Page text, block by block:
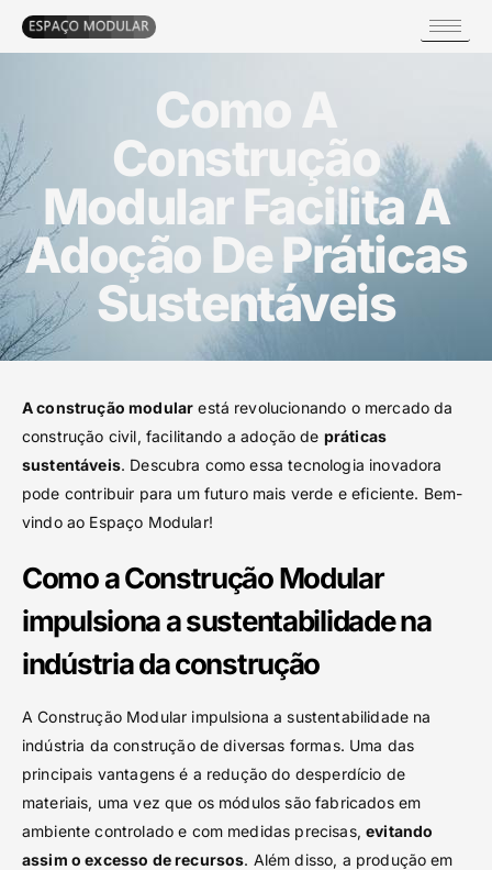
Como A
Construção
Modular Facilita A
Adoção De Práticas
Sustentáveis
A construção modular está revolucionando o mercado da
construção civil, facilitando a adoção de práticas
sustentáveis. Descubra como essa tecnologia inovadora
pode contribuir para um futuro mais verde e eficiente. Bem-
vindo ao Espaço Modular!
Como a Construção Modular
impulsiona a sustentabilidade na
indústria da construção
A Construção Modular impulsiona a sustentabilidade na
indústria da construção de diversas formas. Uma das
principais vantagens é a redução do desperdício de
materiais, uma vez que os módulos são fabricados em
ambiente controlado e com medidas precisas,evitando
assim o excesso de recursos. Além disso, a produção em